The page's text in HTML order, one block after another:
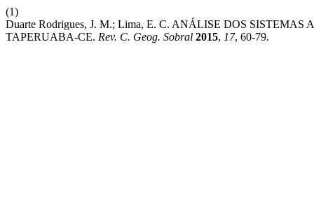
(1)
Duarte Rodrigues, J. M.; Lima, E. C. ANÁLISE DOS
TAPERUABA-CE. Rev. C. Geog. Sobral 2015, 17, 60-79.